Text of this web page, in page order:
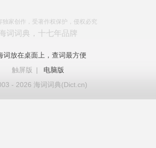
独家创作，受著作权保护，侵权必究
词词典，十七年品牌
词放在桌面上，查词最方便
触屏版
|
电脑版
- 2026 海词词典(Dict.cn)